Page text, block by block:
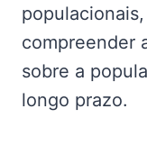
compreender
sobre a
longo prazo.